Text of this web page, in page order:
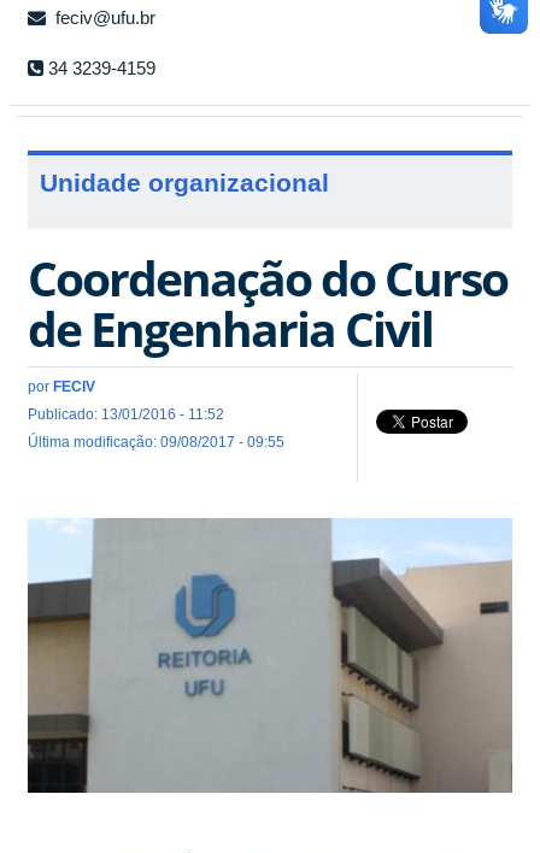
feciv@ufu.br
34 3239-4159
Unidade organizacional
Coordenação do Curso
de Engenharia Civil
por FECIV
Publicado: 13/01/2016 - 11:52
Última modificação: 09/08/2017 - 09:55